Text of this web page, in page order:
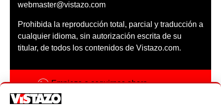
webmaster@vistazo.com
Prohibida la reproducción total, parcial y traducción a
cualquier idioma, sin autorización escrita de su
titular, de todos los contenidos de Vistazo.com.
Empieza a seguirnos ahora